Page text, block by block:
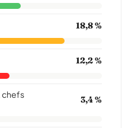
18,8 %
12,2 %
chefs
3,4 %